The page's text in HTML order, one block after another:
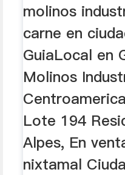
molinos
carne en
GuiaLocal en
Molinos
Lote 194
Alpes, En
nixtamal